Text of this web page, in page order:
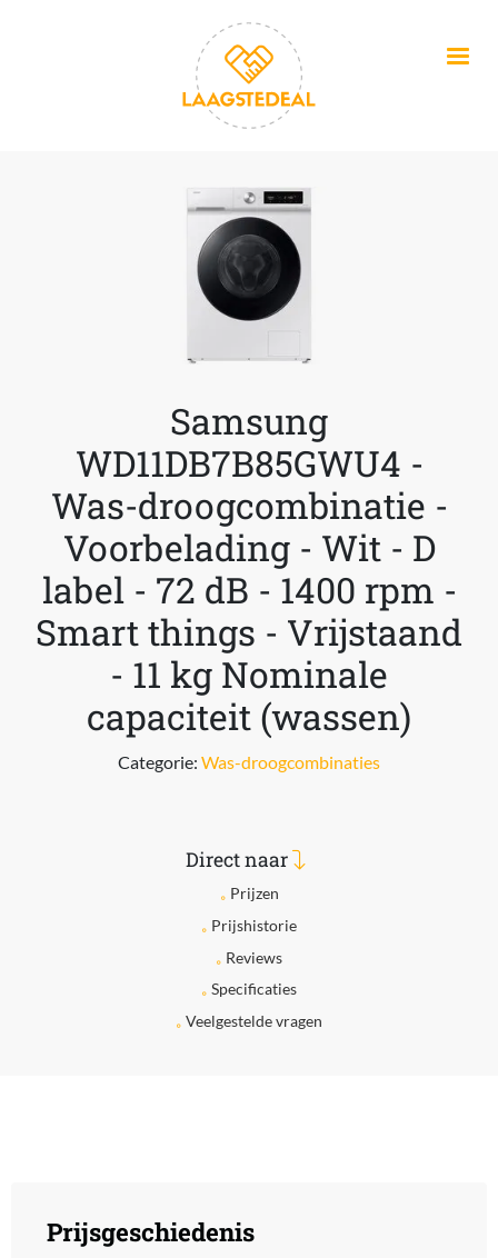
Samsung
WD11DB7B85GWU4 -
Was-droogcombinatie -
Voorbelading - Wit - D
label - 72 dB - 1400 rpm -
Smart things - Vrijstaand
- 11 kg Nominale
capaciteit (wassen)
Categorie: Was-droogcombinaties
Direct naar
Prijzen
Prijshistorie
Reviews
Specificaties
Veelgestelde vragen
Prijsgeschiedenis